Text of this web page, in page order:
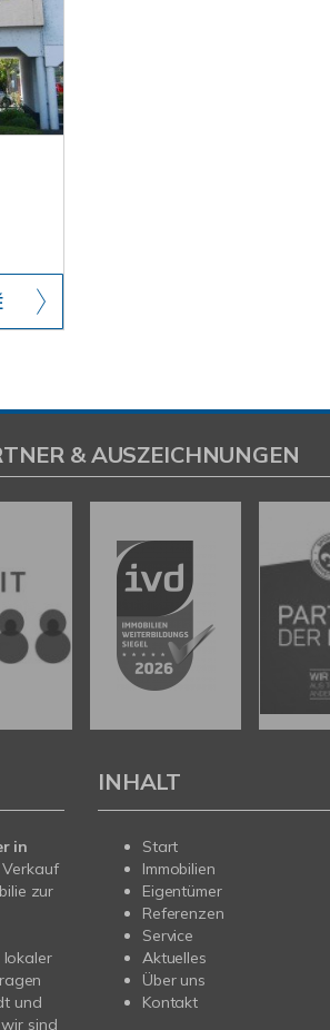
& AUSZEICHNUNGEN
in
zur
lokaler
und
sind
INHALT
Start
Immobilien
Eigentümer
Referenzen
Service
Aktuelles
Über uns
Kontakt